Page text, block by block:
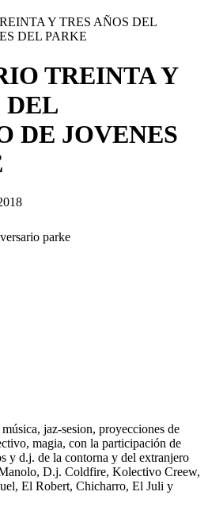
Y TRES AÑOS DEL
DEL PARKE
TREINTA Y
DEL
DE JOVENES
jaz-sesion, proyecciones de
magia, con la participación de
y d.j. de la contorna y del extranjero
D.j. Coldfire, Kolectivo Creew,
El Robert, Chicharro, El Juli y